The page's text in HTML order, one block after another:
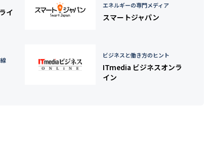
イ
エネルギーの専門メディア
スマートジャパン
ビジネスと働き方のヒント
ITmedia ビジネスオンラ
イン